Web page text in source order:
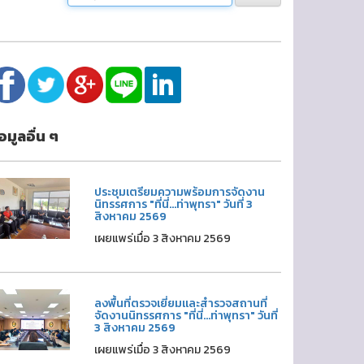
มูลอื่น ๆ
ประชุมเตรียมความพร้อมการจัดงาน
นิทรรศการ "ที่นี่...ท่าพุทรา" วันที่ 3
สิงหาคม 2569
เผยแพร่เมื่อ 3 สิงหาคม 2569
ลงพื้นที่ตรวจเยี่ยมและสำรวจสถานที่
จัดงานนิทรรศการ "ที่นี่...ท่าพุทรา" วันที่
3 สิงหาคม 2569
เผยแพร่เมื่อ 3 สิงหาคม 2569